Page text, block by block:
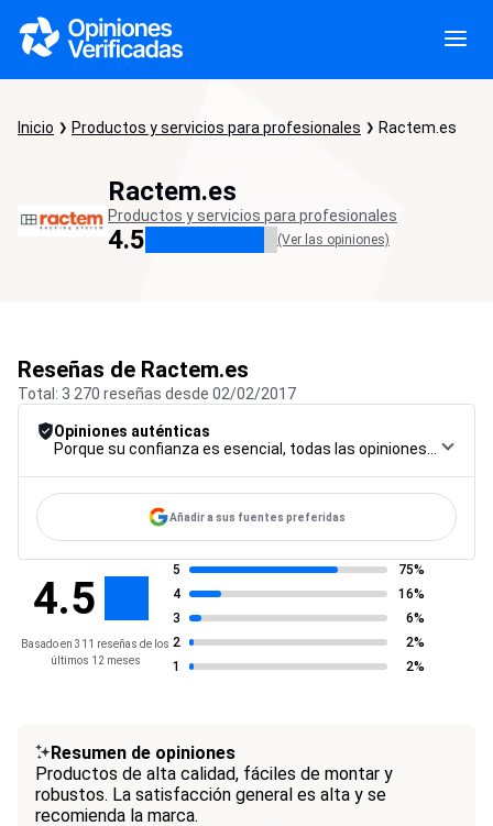
Inicio Productos y servicios para profesionales Ractem.es
Ractem.es
Productos y servicios para profesionales
4.5 (Ver las opiniones)
Reseñas de Ractem.es
Total: 3 270 reseñas desde 02/02/2017
Opiniones auténticas
Añadir a sus fuentes preferidas
4.5
Basado en 311 reseñas de los
últimos 12 meses
5
75%
4
16%
3
6%
2
2%
1
2%
Resumen de opiniones
Productos de alta calidad, fáciles de montar y
robustos. La satisfacción general es alta y se
recomienda la marca.